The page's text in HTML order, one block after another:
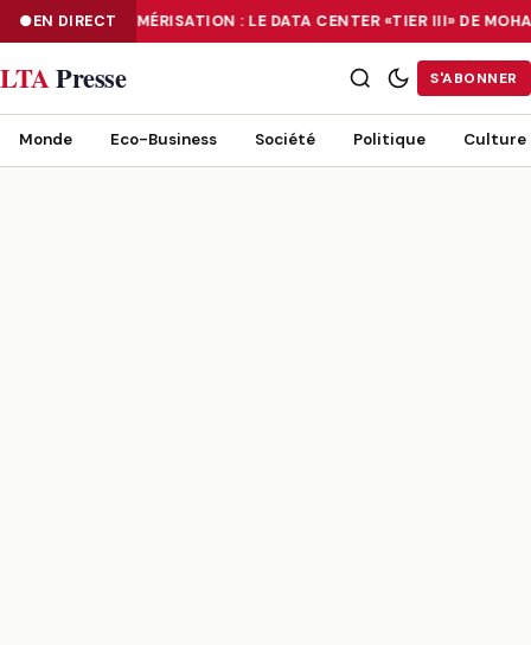
EN DIRECTNUMÉRISATION : LE DATA CENTER «TIER III» DE
NUMÉRISATION : LE DATA CENTER «TIER III» DE MOHAMMADIA, UN
LTAPresse S'ABONNER
Monde Eco-Business Société Politique Culture